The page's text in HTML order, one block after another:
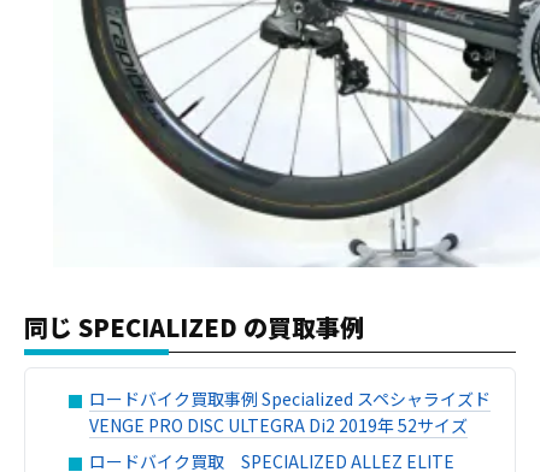
同じ SPECIALIZED の買取事例
ロードバイク買取事例 Specialized スペシャライズド
VENGE PRO DISC ULTEGRA Di2 2019年 52サイズ
ロードバイク買取 SPECIALIZED ALLEZ ELITE